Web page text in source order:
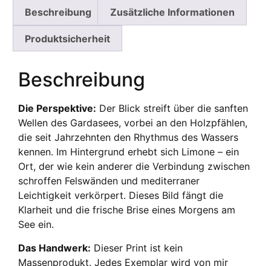
Beschreibung Zusätzliche Informationen
Produktsicherheit
Beschreibung
Die Perspektive: Der Blick streift über die sanften
Wellen des Gardasees, vorbei an den Holzpfählen,
die seit Jahrzehnten den Rhythmus des Wassers
kennen. Im Hintergrund erhebt sich Limone – ein
Ort, der wie kein anderer die Verbindung zwischen
schroffen Felswänden und mediterraner
Leichtigkeit verkörpert. Dieses Bild fängt die
Klarheit und die frische Brise eines Morgens am
See ein.
Das Handwerk: Dieser Print ist kein
Massenprodukt. Jedes Exemplar wird von mir